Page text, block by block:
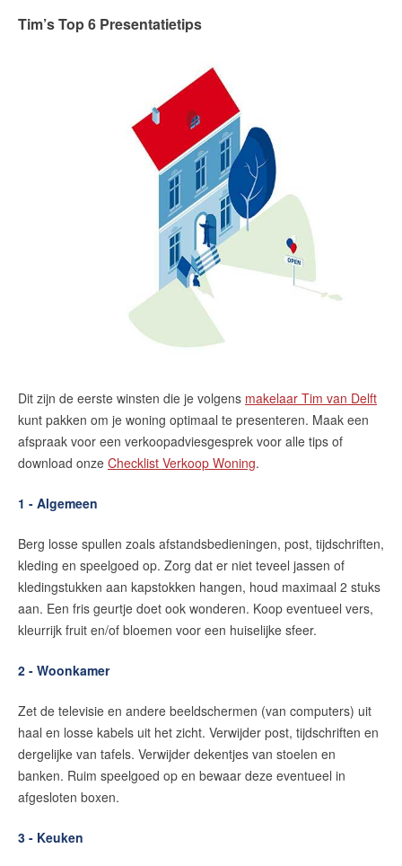
Tim’s Top 6 Presentatietips
Dit zijn de eerste winsten die je volgens makelaar Tim van Delft
kunt pakken om je woning optimaal te presenteren. Maak een
afspraak voor een verkoopadviesgesprek voor alle tips of
download onze Checklist Verkoop Woning.
1 - Algemeen
Berg losse spullen zoals afstandsbedieningen, post, tijdschriften,
kleding en speelgoed op. Zorg dat er niet teveel jassen of
kledingstukken aan kapstokken hangen, houd maximaal 2 stuks
aan. Een fris geurtje doet ook wonderen. Koop eventueel vers,
kleurrijk fruit en/of bloemen voor een huiselijke sfeer.
2 - Woonkamer
Zet de televisie en andere beeldschermen (van computers) uit
haal en losse kabels uit het zicht. Verwijder post, tijdschriften en
dergelijke van tafels. Verwijder dekentjes van stoelen en
banken. Ruim speelgoed op en bewaar deze eventueel in
afgesloten boxen.
3 - Keuken